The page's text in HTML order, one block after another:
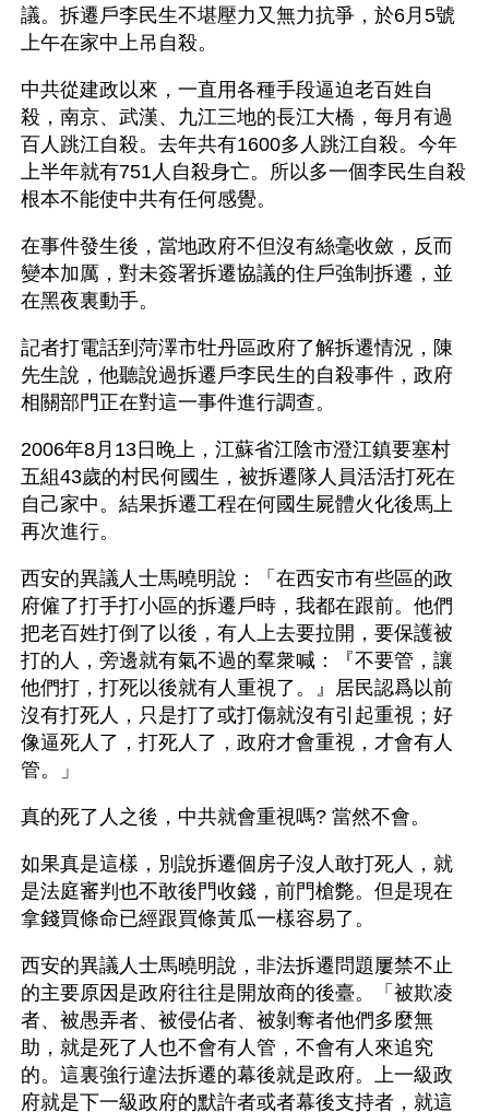
議。拆遷戶李民生不堪壓力又無力抗爭，於6月5號
上午在家中上吊自殺。
中共從建政以來，一直用各種手段逼迫老百姓自
殺，南京、武漢、九江三地的長江大橋，每月有過
百人跳江自殺。去年共有1600多人跳江自殺。今年
上半年就有751人自殺身亡。所以多一個李民生自殺
根本不能使中共有任何感覺。
在事件發生後，當地政府不但沒有絲毫收斂，反而
變本加厲，對未簽署拆遷協議的住戶強制拆遷，並
在黑夜裏動手。
記者打電話到菏澤市牡丹區政府了解拆遷情況，陳
先生說，他聽說過拆遷戶李民生的自殺事件，政府
相關部門正在對這一事件進行調查。
2006年8月13日晚上，江蘇省江陰市澄江鎮要塞村
五組43歲的村民何國生，被拆遷隊人員活活打死在
自己家中。結果拆遷工程在何國生屍體火化後馬上
再次進行。
西安的異議人士馬曉明說：「在西安市有些區的政
府僱了打手打小區的拆遷戶時，我都在跟前。他們
把老百姓打倒了以後，有人上去要拉開，要保護被
打的人，旁邊就有氣不過的羣衆喊：『不要管，讓
他們打，打死以後就有人重視了。』居民認爲以前
沒有打死人，只是打了或打傷就沒有引起重視；好
像逼死人了，打死人了，政府才會重視，才會有人
管。」
真的死了人之後，中共就會重視嗎? 當然不會。
如果真是這樣，別說拆遷個房子沒人敢打死人，就
是法庭審判也不敢後門收錢，前門槍斃。但是現在
拿錢買條命已經跟買條黃瓜一樣容易了。
西安的異議人士馬曉明說，非法拆遷問題屢禁不止
的主要原因是政府往往是開放商的後臺。「被欺凌
者、被愚弄者、被侵佔者、被剝奪者他們多麼無
助，就是死了人也不會有人管，不會有人來追究
的。這裏強行違法拆遷的幕後就是政府。上一級政
府就是下一級政府的默許者或者幕後支持者，就這